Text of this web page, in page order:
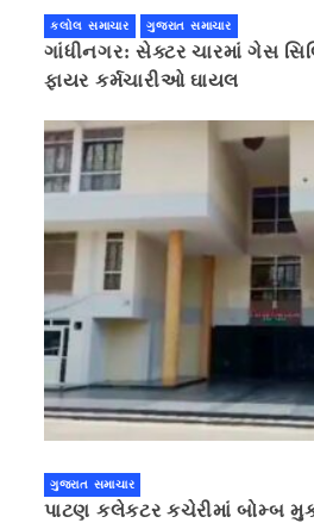
કલોલ સમાચાર ગુજરાત સમાચાર
ગાંધીનગર: સેક્ટર ચારમાં ગેસ
ફાયર કર્મચારીઓ ઘાયલ
ગુજરાત સમાચાર
પાટણ કલેકટર કચેરીમાં બોમ્બ